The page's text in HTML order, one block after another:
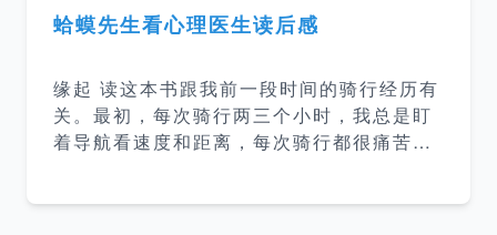
助他们达到最佳状态，也就是本书所说的教
练他人。 原本以为教练就是教练他人，这本
种对待他人的方式，一种思维的方式，一种
存在的方式。 强有力的问题 告知或提出封
闭式的问题，人们就不会去主动思考； 提出
性的问题是简单的，但也是无效的，我们要
蛤蟆先生看心理医生读后感
缘起 读这本书跟我前一段时间的骑行经历有
关。最初，每次骑行两三个小时，我总是盯
着导航看速度和距离，每次骑行都很痛苦。